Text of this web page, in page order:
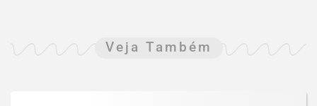
Veja Também